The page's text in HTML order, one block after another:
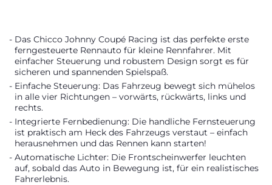
Das Chicco Johnny Coupé Racing ist das perfekte erste
ferngesteuerte Rennauto für kleine Rennfahrer. Mit
einfacher Steuerung und robustem Design sorgt es für
sicheren und spannenden Spielspaß.
Einfache Steuerung: Das Fahrzeug bewegt sich mühelos
in alle vier Richtungen – vorwärts, rückwärts, links und
rechts.
Integrierte Fernbedienung: Die handliche Fernsteuerung
ist praktisch am Heck des Fahrzeugs verstaut – einfach
herausnehmen und das Rennen kann starten!
Automatische Lichter: Die Frontscheinwerfer leuchten
auf, sobald das Auto in Bewegung ist, für ein realistisches
Fahrerlebnis.